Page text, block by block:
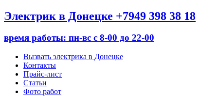
Электрик в Донецке +7949 398 38 18
время работы: пн-вс с 8-00 до 22-00
Вызвать электрика в Донецке
Контакты
Прайс-лист
Статьи
Фото работ